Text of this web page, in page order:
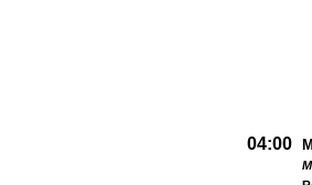
04:00